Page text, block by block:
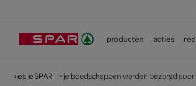
producten acties
kies je SPAR je boodschappen worden bezorgd door